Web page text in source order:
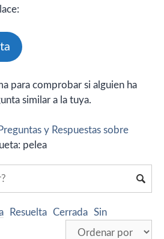
para comprobar si alguien ha
similar a la tuya.
y Respuestas sobre
pelea
Resuelta Cerrada Sin